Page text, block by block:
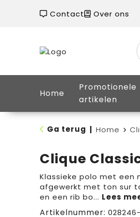
Contact Over ons
Home
Promotionele
artikelen
Ga terug Home
Clique
Klassieke polo met een
afgewerkt met ton sur
en een rib bo...
Artikelnummer: